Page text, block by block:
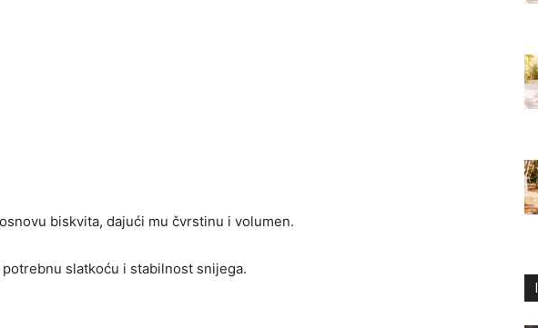
biskvita, dajući mu čvrstinu i volumen.
potrebnu slatkoću i stabilnost snijega.